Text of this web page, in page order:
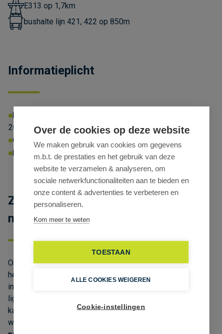
E313 op 1,7km
bushalte lijn 421, 422 op 850m
Informatieplicht
EPC-NR
260kWhprim/m²/jaar
Omgevingsvergunning:
P-score: B G-score: Geen afgebakende zones
Zoek je een modern kantoor te huur
nabij de E313 in Wommelgem?
Ontdek deze instapklarelandscape kantorenin een
hedendaags H-vormig gebouw, perfect gelegen in het
industriepark van Wommelgem. Dankzij de strategische
ligging vlak bij de E313 (Antwerpen – Luik), bereik je jouw
kantoor vlot vanuit alle richtingen. Ideaal voor bedrijven die
waarde hechten aan
Over de cookies op deze website
We maken gebruik van cookies om gegevens
m.b.t. de prestaties en het gebruik van deze
website te verzamelen & analyseren, om
sociale netwerkfunctionaliteiten aan te bieden en
onze content & advertenties te verbeteren en
personaliseren.
Kom meer te weten
TOESTAAN
ALLE COOKIES WEIGEREN
Cookie-instellingen